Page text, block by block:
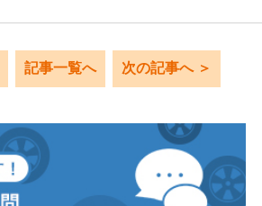
記事一覧へ 次の記事へ ＞